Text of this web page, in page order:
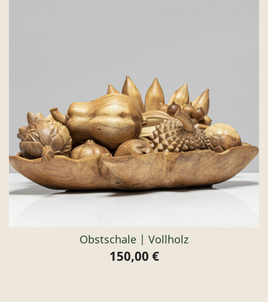
Obstschale | Vollholz
Preis
150,00 €